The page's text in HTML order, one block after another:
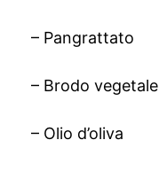
– Pangrattato
– Brodo vegetale
– Olio d’oliva